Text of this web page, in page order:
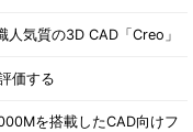
人気質の3D CAD「Creo」
価する
を搭載したCAD向けフ